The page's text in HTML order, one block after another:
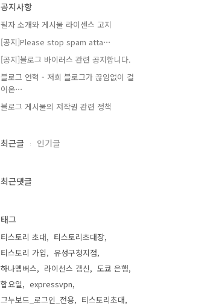
공지사항
필자 소개와 게시물 라이센스 고지
[공지]Please stop spam atta⋯
[공지]블로그 바이러스 관련 공지합니다.
블로그 연혁 - 저희 블로그가 끊임없이 걸
어온⋯
블로그 게시물의 저작권 관련 정책
최근글 인기글
최근댓글
태그
티스토리 초대
티스토리초대장
티스토리 가입
유성구청지점
하나멤버스
라이선스 갱신
도쿄 은행
합요일
expressvpn
그누보드_로그인_전용
티스토리초대